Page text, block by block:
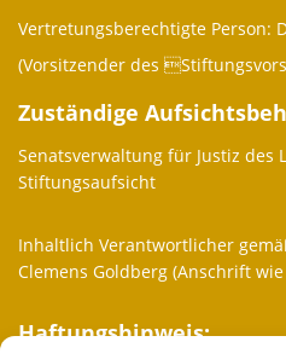
Vertretungsberechtigte Person:
(Vorsitzender des
Zuständige
Senatsverwaltung für Justiz des
Stiftungsaufsicht
Inhaltlich Verantwortlicher
Clemens Goldberg (Anschrift
Haftungshinweis: